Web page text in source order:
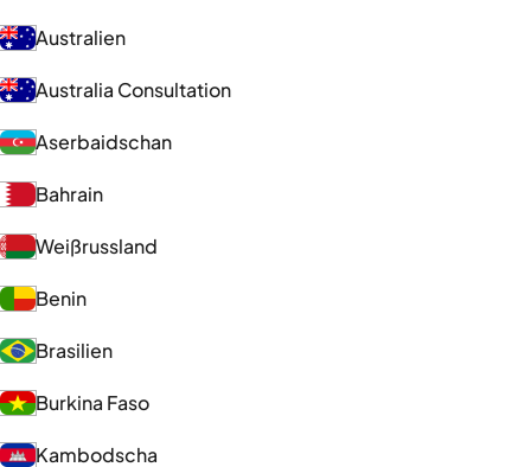
Australien
Australia Consultation
Aserbaidschan
Bahrain
Weißrussland
Benin
Brasilien
Burkina Faso
Kambodscha